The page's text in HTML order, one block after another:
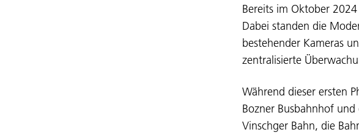
Bereits im Oktober
Dabei standen die
bestehender Kameras
zentralisierte
Während dieser ersten
Bozner Busbahnhof
Vinschger Bahn, die